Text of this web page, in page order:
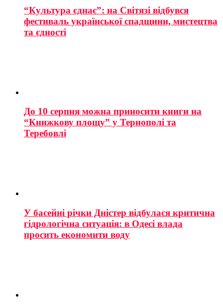
“Культура єднає”: на Світязі відбувся
фестиваль української спадщини, мистецтва
та єдності
До 10 серпня можна приносити книги на
“Книжкову площу” у Тернополі та
Теребовлі
У басейні річки Дністер відбулася критична
гідрологічна ситуація: в Одесі влада
просить економити воду